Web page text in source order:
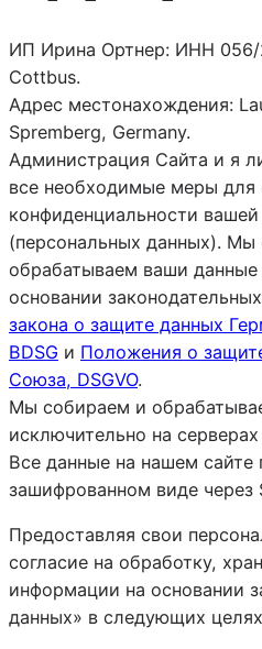
ИП Ирина Ортнер: ИНН 056/
Cottbus.
Адрес местонахождения:
Spremberg, Germany.
Администрация Сайта и я
все необходимые меры для
конфиденциальности
(персональных данных). Мы
обрабатываем ваши данные
основании
закона о защите данных
BDSG и Положения о
Союза, DSGVO.
Мы собираем и
исключительно на
Все данные на нашем сайте
зашифрованном виде через
Предоставляя свои
согласие на обработку,
информации на основании
данных» в следующих